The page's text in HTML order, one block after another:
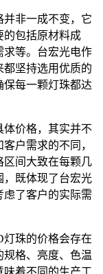
非一成不变，它
的包括原材料成
求等。台宏光电作
都坚持选用优质的
保每一颗灯珠都达
体价格，其实并不
户需求的不同，
区间大致在每颗几
，既体现了台宏光
虑了客户的实际需
灯珠的价格会存在
格、亮度、色温
着不同的生产工